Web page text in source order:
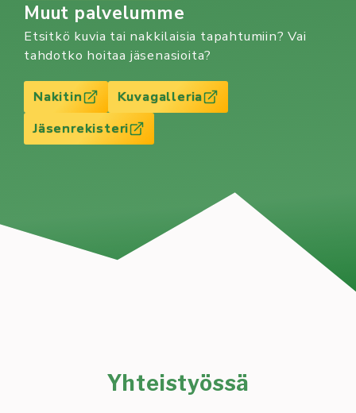
Muut palvelumme
Etsitkö kuvia tai nakkilaisia tapahtumiin? Vai
tahdotko hoitaa jäsenasioita?
Nakitin
Kuvagalleria
Jäsenrekisteri
Yhteistyössä